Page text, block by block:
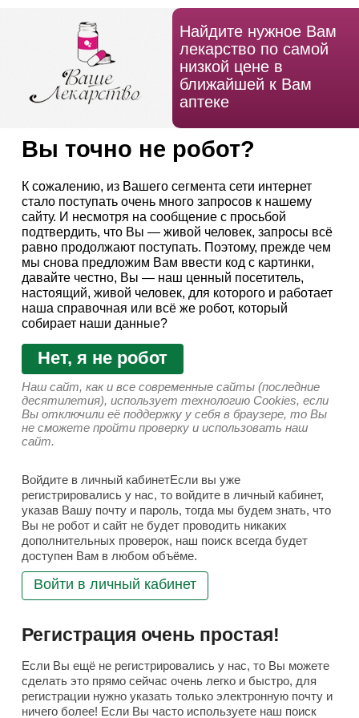
Найдите нужное Вам
лекарство по самой
низкой цене в
ближайшей к Вам
аптеке
Вы точно не робот?
К сожалению, из Вашего сегмента сети интернет
стало поступать очень много запросов к нашему
сайту. И несмотря на сообщение с просьбой
подтвердить, что Вы — живой человек, запросы всё
равно продолжают поступать. Поэтому, прежде чем
мы снова предложим Вам ввести код с картинки,
давайте честно, Вы — наш ценный посетитель,
настоящий, живой человек, для которого и работает
наша справочная или всё же робот, который
собирает наши данные?
Нет, я не робот
Наш сайт, как и все современные сайты (последние
десятилетия), использует технологию Cookies, если
Вы отключили её поддержку у себя в браузере, то Вы
не сможете пройти проверку и использовать наш
сайт.
Войдите в личный кабинетЕсли вы уже
регистрировались у нас, то войдите в личный кабинет,
указав Вашу почту и пароль, тогда мы будем знать, что
Вы не робот и сайт не будет проводить никаких
дополнительных проверок, наш поиск всегда будет
доступен Вам в любом объёме.
Войти в личный кабинет
Регистрация очень простая!
Если Вы ещё не регистрировались у нас, то Вы можете
сделать это прямо сейчас очень легко и быстро, для
регистрации нужно указать только электронную почту и
ничего более! Если Вы часто используете наш поиск